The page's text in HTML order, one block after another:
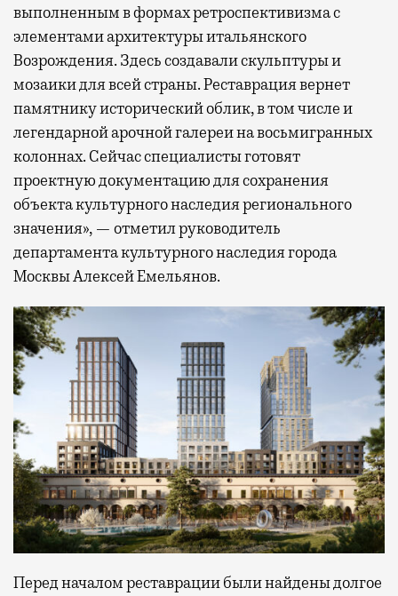
выполненным в формах ретроспективизма с
элементами архитектуры итальянского
Возрождения. Здесь создавали скульптуры и
мозаики для всей страны. Реставрация вернет
памятнику исторический облик, в том числе и
легендарной арочной галереи на восьмигранных
колоннах. Сейчас специалисты готовят
проектную документацию для сохранения
объекта культурного наследия регионального
значения», — отметил руководитель
департамента культурного наследия города
Москвы Алексей Емельянов.
Перед началом реставрации были найдены долгое